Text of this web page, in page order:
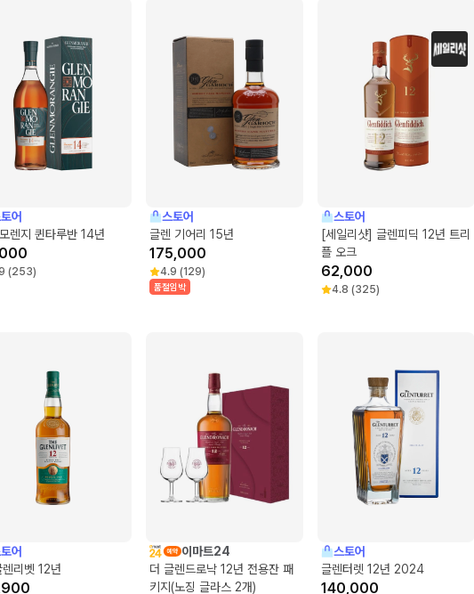
어
렌지 퀸타루반 14년
(253)
스토어
글렌 기어리 15년
175,000
4.9 (129)
품절임박
스토어
[세일리샷] 글렌피딕 12년 트리
플 오크
62,000
4.8 (325)
어
렌리벳 12년
이마트24
더 글렌드로낙 12년 전용잔 패
키지(노징 글라스 2개)
스토어
글렌터렛 12년 2024
140,000